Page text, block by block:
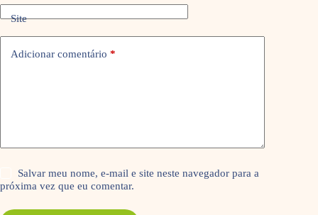
Site
Adicionar comentário *
Salvar meu nome, e-mail e site neste navegador para a
próxima vez que eu comentar.